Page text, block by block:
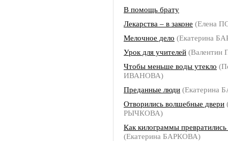
В помощь брату
Лекарства – в законе (Елена
Мелочное дело (Екатерина
Урок для учителей (Валентин
Чтобы меньше воды утекло
ИВАНОВА)
Преданные люди (Екатерина
Отворились волшебные двери
РЫЧКОВА)
Как килограммы
(Екатерина БАРКОВА)